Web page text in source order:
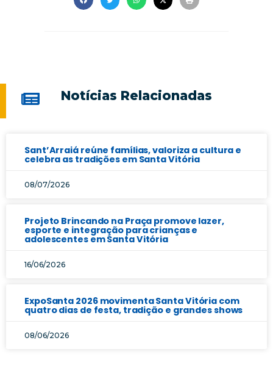
Notícias Relacionadas
Sant’Arraiá reúne famílias, valoriza a cultura e
celebra as tradições em Santa Vitória
08/07/2026
Projeto Brincando na Praça promove lazer,
esporte e integração para crianças e
adolescentes em Santa Vitória
16/06/2026
ExpoSanta 2026 movimenta Santa Vitória com
quatro dias de festa, tradição e grandes shows
08/06/2026